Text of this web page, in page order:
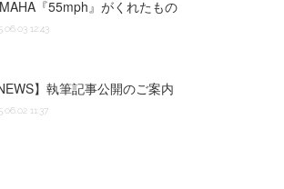
『55mph』がくれたもの
12:43
NEWS】執筆記事公開のご案内
11:37